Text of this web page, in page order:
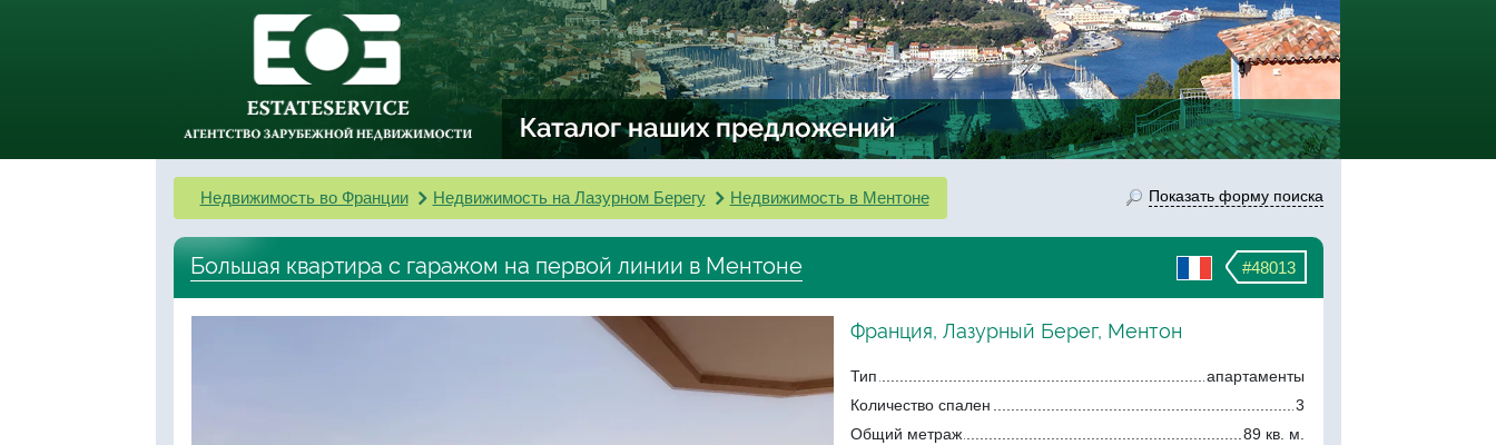
Недвижимость во Франции Недвижимость на Лазурном Берегу Недвижимость в Ментоне Показать форму поиска
#48013
Большая квартира с гаражом на первой линии в Ментоне
Франция, Лазурный Берег, Ментон
Тип
апартаменты
Количество спален
3
Общий метраж
89 кв. м.